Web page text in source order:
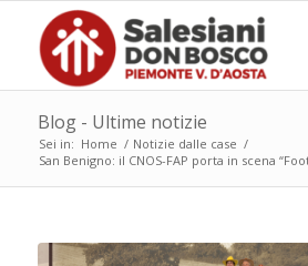
Blog - Ultime notizie
Sei in: Home / Notizie dalle case /
San Benigno: il CNOS-FAP porta in scena